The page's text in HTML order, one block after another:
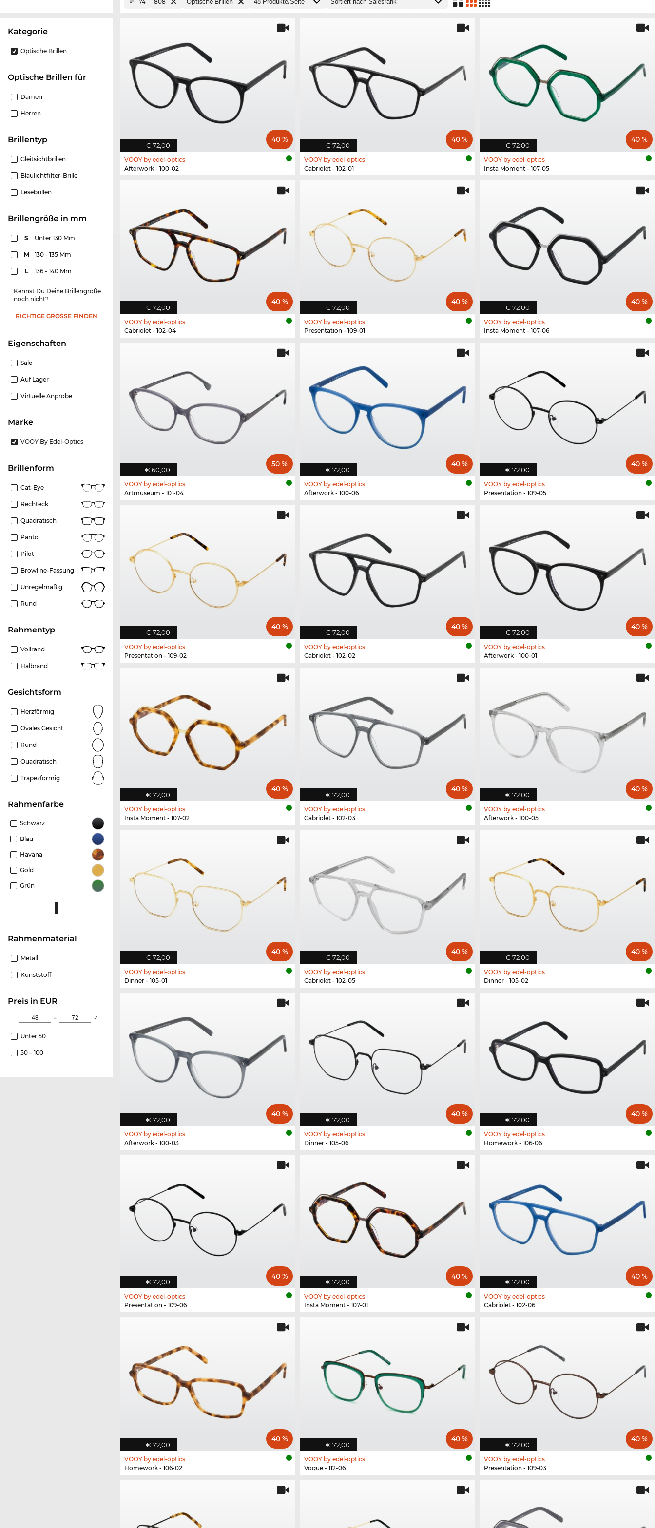
Kategorie
Optische Brillen
Optische Brillen für
Damen
Herren
Brillentyp
Gleitsichtbrillen
Blaulichtfilter-Brille
Lesebrillen
Brillengröße in mm
S Unter 130 Mm
M 130 - 135 Mm
L 136 - 140 Mm
Kennst Du Deine Brillengröße
noch nicht?
RICHTIGE GRÖSSE FINDEN
Eigenschaften
Sale
Auf Lager
Virtuelle Anprobe
Marke
VOOY By Edel-Optics
Brillenform
Cat-Eye
Rechteck
Quadratisch
Panto
Pilot
Browline-Fassung
Unregelmäßig
Rund
Rahmentyp
Vollrand
Halbrand
Gesichtsform
Herzförmig
Ovales Gesicht
Rund
Quadratisch
Trapezförmig
Rahmenfarbe
Schwarz
Blau
Havana
Gold
Grün
Rahmenmaterial
Metall
Kunststoff
Preis in EUR
– ✓
Unter 50
50 – 100
74 808 Optische Brillen
€ 72,00
40 %
VOOY by edel-optics
Afterwork - 100-02
€ 72,00
40 %
VOOY by edel-optics
Cabriolet - 102-01
€ 72,00
40 %
VOOY by edel-optics
Insta Moment - 107-05
€ 72,00
40 %
VOOY by edel-optics
Cabriolet - 102-04
€ 72,00
40 %
VOOY by edel-optics
Presentation - 109-01
€ 72,00
40 %
VOOY by edel-optics
Insta Moment - 107-06
€ 60,00
50 %
VOOY by edel-optics
Artmuseum - 101-04
€ 72,00
40 %
VOOY by edel-optics
Afterwork - 100-06
€ 72,00
40 %
VOOY by edel-optics
Presentation - 109-05
€ 72,00
40 %
VOOY by edel-optics
Presentation - 109-02
€ 72,00
40 %
VOOY by edel-optics
Cabriolet - 102-02
€ 72,00
40 %
VOOY by edel-optics
Afterwork - 100-01
€ 72,00
40 %
VOOY by edel-optics
Insta Moment - 107-02
€ 72,00
40 %
VOOY by edel-optics
Cabriolet - 102-03
€ 72,00
40 %
VOOY by edel-optics
Afterwork - 100-05
€ 72,00
40 %
VOOY by edel-optics
Dinner - 105-01
€ 72,00
40 %
VOOY by edel-optics
Cabriolet - 102-05
€ 72,00
40 %
VOOY by edel-optics
Dinner - 105-02
€ 72,00
40 %
VOOY by edel-optics
Afterwork - 100-03
€ 72,00
40 %
VOOY by edel-optics
Dinner - 105-06
€ 72,00
40 %
VOOY by edel-optics
Homework - 106-06
€ 72,00
40 %
VOOY by edel-optics
Presentation - 109-06
€ 72,00
40 %
VOOY by edel-optics
Insta Moment - 107-01
€ 72,00
40 %
VOOY by edel-optics
Cabriolet - 102-06
€ 72,00
40 %
VOOY by edel-optics
Homework - 106-02
€ 72,00
40 %
VOOY by edel-optics
Vogue - 112-06
€ 72,00
40 %
VOOY by edel-optics
Presentation - 109-03